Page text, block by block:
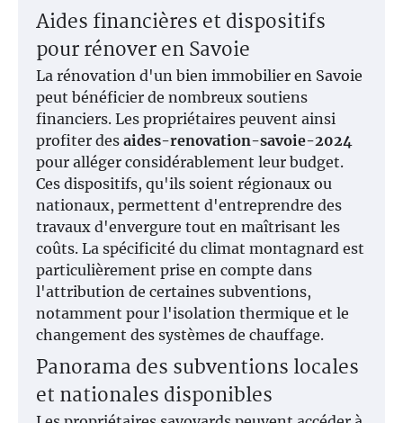
Aides financières et dispositifs
pour rénover en Savoie
La rénovation d'un bien immobilier en Savoie
peut bénéficier de nombreux soutiens
financiers. Les propriétaires peuvent ainsi
profiter des aides-renovation-savoie-2024
pour alléger considérablement leur budget.
Ces dispositifs, qu'ils soient régionaux ou
nationaux, permettent d'entreprendre des
travaux d'envergure tout en maîtrisant les
coûts. La spécificité du climat montagnard est
particulièrement prise en compte dans
l'attribution de certaines subventions,
notamment pour l'isolation thermique et le
changement des systèmes de chauffage.
Panorama des subventions locales
et nationales disponibles